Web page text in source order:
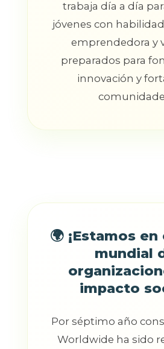
trabaja día a día
jóvenes con
emprendedora y
preparados para
innovación y
🌍 ¡Estamos
mundial
impacto
Por séptimo año
Worldwide ha sido